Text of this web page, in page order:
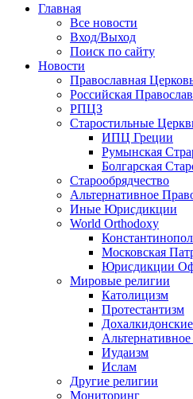
Главная
Все новости
Вход/Выход
Поиск по сайту
Новости
Православная
Российская
РПЦЗ
Старостильные
ИПЦ Греции
Румынская
Болгарская
Старообрядчество
Альтернативное
Иные Юрисдикции
World Orthodoxy
Московская
Юрисдикции
Мировые религии
Католицизм
Протестантизм
Иудаизм
Ислам
Другие религии
Мониторинг